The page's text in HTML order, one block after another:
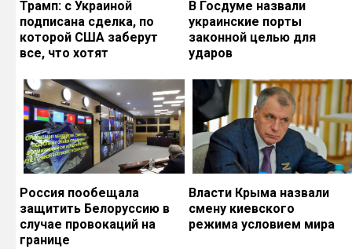
Трамп: с Украиной
подписана сделка, по
которой США заберут
все, что хотят
В Госдуме назвали
украинские порты
законной целью для
ударов
Россия пообещала
защитить Белоруссию в
случае провокаций на
границе
Власти Крыма назвали
смену киевского
режима условием мира